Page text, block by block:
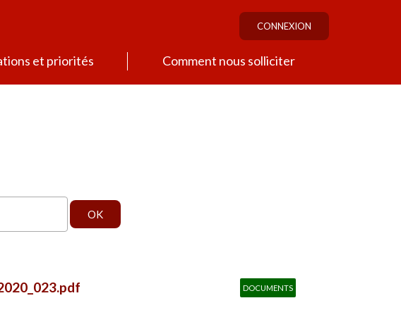
CONNEXION
et priorités Comment nous solliciter
DOCUMENTS